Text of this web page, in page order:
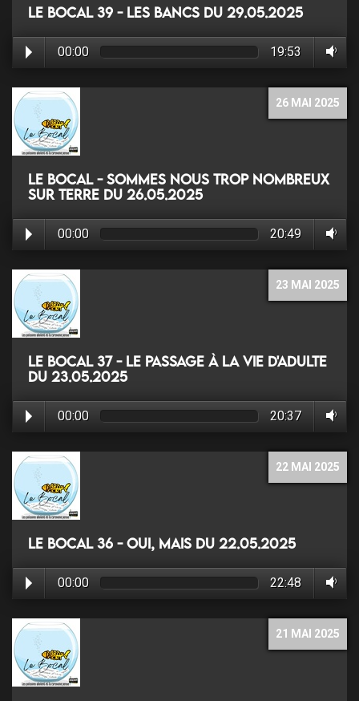
Le Bocal 39 - Les bancs du 29.05.2025
00:00 19:53
26 MAI 2025
Le Bocal - Sommes nous trop nombreux
sur terre du 26.05.2025
00:00 20:49
23 MAI 2025
Le Bocal 37 - Le passage à la vie d'adulte
du 23.05.2025
00:00 20:37
22 MAI 2025
Le Bocal 36 - Oui, mais du 22.05.2025
00:00 22:48
21 MAI 2025